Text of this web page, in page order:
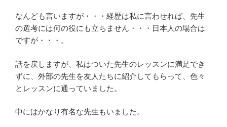
なんども言いますが・・・経歴は私に言わせれば、先生
の選考には何の役にも立ちません・・・日本人の場合は
ですが・・・。
話を戻しますが、私はついた先生のレッスンに満足でき
ずに、外部の先生を友人たちに紹介してもらって、色々
とレッスンに通っていました。
中にはかなり有名な先生もいました。